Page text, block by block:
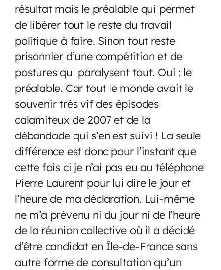
résultat mais le préalable qui permet
de libérer tout le reste du travail
politique à faire. Sinon tout reste
prisonnier d’une compétition et de
postures qui paralysent tout. Oui : le
préalable. Car tout le monde avait le
souvenir très vif des épisodes
calamiteux de 2007 et de la
débandade qui s’en est suivi ! La seule
différence est donc pour l’instant que
cette fois ci je n’ai pas eu au téléphone
Pierre Laurent pour lui dire le jour et
l’heure de ma déclaration. Lui-même
ne m’a prévenu ni du jour ni de l’heure
de la réunion collective où il a décidé
d’être candidat en Île-de-France sans
autre forme de consultation qu’un